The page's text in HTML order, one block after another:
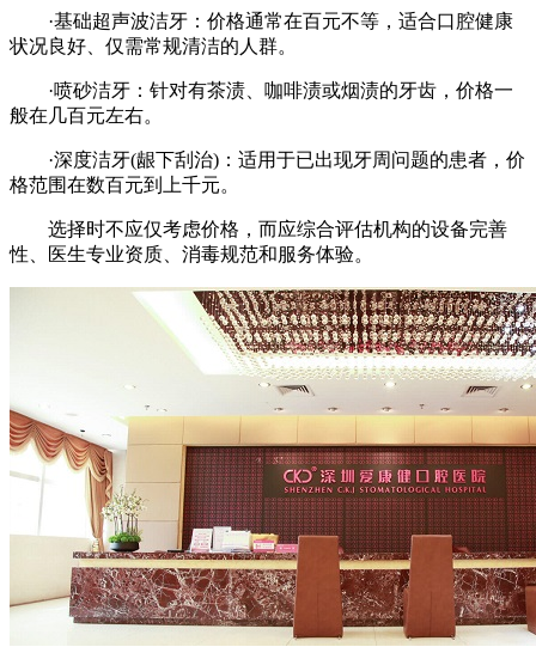
·基础超声波洁牙：价格通常在百元不等，适合口腔健康
状况良好、仅需常规清洁的人群。
·喷砂洁牙：针对有茶渍、咖啡渍或烟渍的牙齿，价格一
般在几百元左右。
·深度洁牙(龈下刮治)：适用于已出现牙周问题的患者，价
格范围在数百元到上千元。
选择时不应仅考虑价格，而应综合评估机构的设备完善
性、医生专业资质、消毒规范和服务体验。